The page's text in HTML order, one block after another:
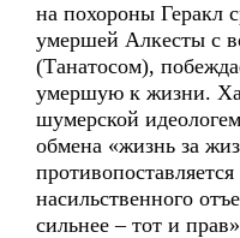
на похороны Геракл
умершей Алкесты с
(Танатосом),
умершую к жизни.
шумерской
обмена «жизнь за
насильственного
сильнее – тот и